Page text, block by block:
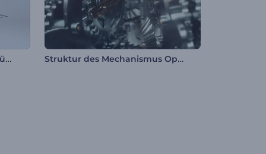
Vieleckige Dornen Logoenthüllung Struktur des Mechanismus Opener